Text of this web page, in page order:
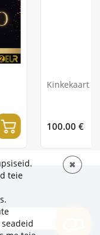
Kinkekaart 100.00 €
100.00 €
teie
✖